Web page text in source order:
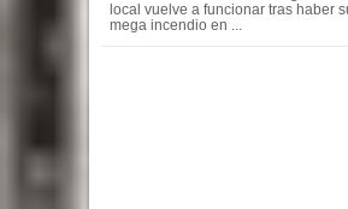
local vuelve a funcionar tras haber
mega incendio en ...